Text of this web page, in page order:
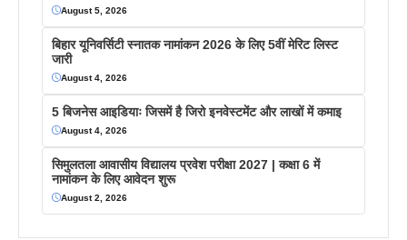
August 5, 2026
बिहार यूनिवर्सिटी स्नातक नामांकन 2026 के लिए 5वीं मेरिट लिस्ट
जारी
August 4, 2026
5 बिजनेस आइडियाः जिसमें है जिरो इनवेस्टमेंट और लाखों में कमाइ
August 4, 2026
सिमुलतला आवासीय विद्यालय प्रवेश परीक्षा 2027 | कक्षा 6 में
नामांकन के लिए आवेदन शुरू
August 2, 2026